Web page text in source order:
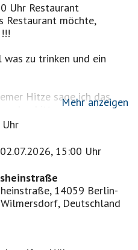
Uhr Restaurant
Restaurant möchte,
zu trinken und ein
Hitze sage ich das
, also bitte nochmal am
Uhr) rein schauen.
Singles/Funkenflug
Ich hoffe, ihr habt dafür
:
beliebigen Anzahl an
Mehr anzeigen
Uhr
15:00 Uhr
14059 Berlin-
Deutschland